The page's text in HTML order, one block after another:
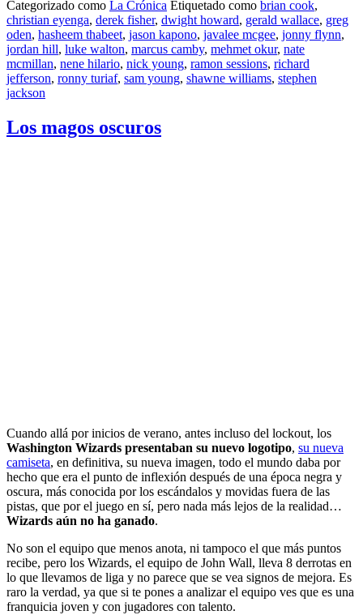
Categorizado como La Crónica Etiquetado como brian cook,
christian eyenga, derek fisher, dwight howard, gerald wallace, greg
oden, hasheem thabeet, jason kapono, javalee mcgee, jonny flynn,
jordan hill, luke walton, marcus camby, mehmet okur, nate
mcmillan, nene hilario, nick young, ramon sessions, richard
jefferson, ronny turiaf, sam young, shawne williams, stephen
jackson
Los magos oscuros
Cuando allá por inicios de verano, antes incluso del lockout, los
Washington Wizards presentaban su nuevo logotipo, su nueva
camiseta, en definitiva, su nueva imagen, todo el mundo daba por
hecho que era el punto de inflexión después de una época negra y
oscura, más conocida por los escándalos y movidas fuera de las
pistas, que por el juego en sí, pero nada más lejos de la realidad…
Wizards aún no ha ganado.
No son el equipo que menos anota, ni tampoco el que más puntos
recibe, pero los Wizards, el equipo de John Wall, lleva 8 derrotas en
lo que llevamos de liga y no parece que se vea signos de mejora. Es
raro la verdad, ya que si te pones a analizar el equipo ves que es una
franquicia joven y con jugadores con talento.